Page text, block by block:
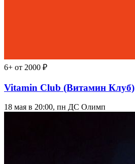
6+ от 2000 ₽
Vitamin Club (Витамин Клуб)
18 мая в 20:00, пн ДС Олимп